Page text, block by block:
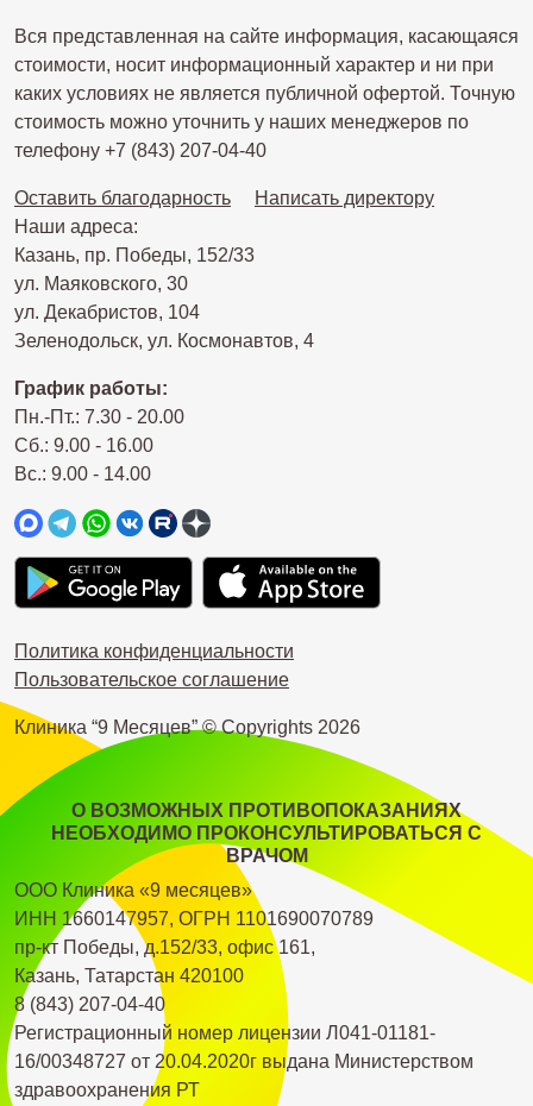
Вся представленная на сайте информация, касающаяся
стоимости, носит информационный характер и ни при
каких условиях не является публичной офертой. Точную
стоимость можно уточнить у наших менеджеров по
телефону +7 (843) 207-04-40
Оставить благодарность
Написать директору
Наши адреса:
Казань, пр. Победы, 152/33
ул. Маяковского, 30
ул. Декабристов, 104
Зеленодольск, ул. Космонавтов, 4
График работы:
Пн.-Пт.: 7.30 - 20.00
Сб.: 9.00 - 16.00
Вс.: 9.00 - 14.00
Клиника “9 Месяцев” © Copyrights 2026
Политика конфиденциальности
Пользовательское соглашение
О ВОЗМОЖНЫХ ПРОТИВОПОКАЗАНИЯХ
НЕОБХОДИМО ПРОКОНСУЛЬТИРОВАТЬСЯ С
ВРАЧОМ
ООО Клиника «9 месяцев»
ИНН 1660147957, ОГРН 1101690070789
пр-кт Победы, д.152/33, офис 161,
Казань, Татарстан 420100
8 (843) 207-04-40
Регистрационный номер лицензии Л041-01181-
16/00348727 от 20.04.2020г выдана Министерством
здравоохранения РТ